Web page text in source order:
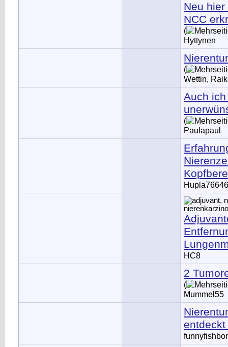
Neu
NCC
(
Hyttynen
(
Wettin, Raik
Auch
(
Paulapaul
Hupla76646
HC8
2
(
Mummel55